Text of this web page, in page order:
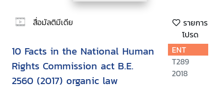
สื่อมัลติมีเดีย
รายการ
โปรด
10 Facts in the National Human
Rights Commission act B.E.
2560 (2017) organic law
ENT
T289
2018